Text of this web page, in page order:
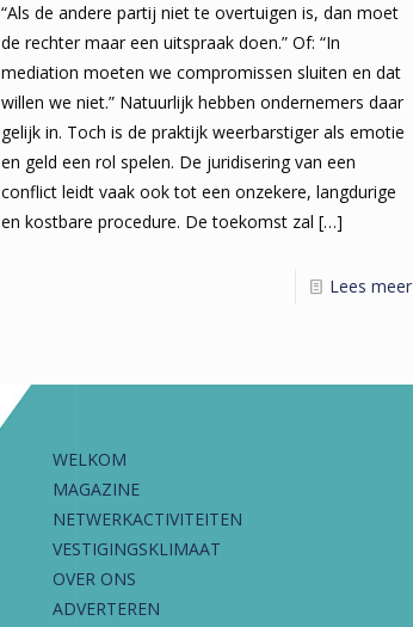
“Als de andere partij niet te overtuigen is, dan moet
de rechter maar een uitspraak doen.” Of: “In
mediation moeten we compromissen sluiten en dat
willen we niet.” Natuurlijk hebben ondernemers daar
gelijk in. Toch is de praktijk weerbarstiger als emotie
en geld een rol spelen. De juridisering van een
conflict leidt vaak ook tot een onzekere, langdurige
en kostbare procedure. De toekomst zal […]
Lees meer
WELKOM
MAGAZINE
NETWERKACTIVITEITEN
VESTIGINGSKLIMAAT
OVER ONS
ADVERTEREN